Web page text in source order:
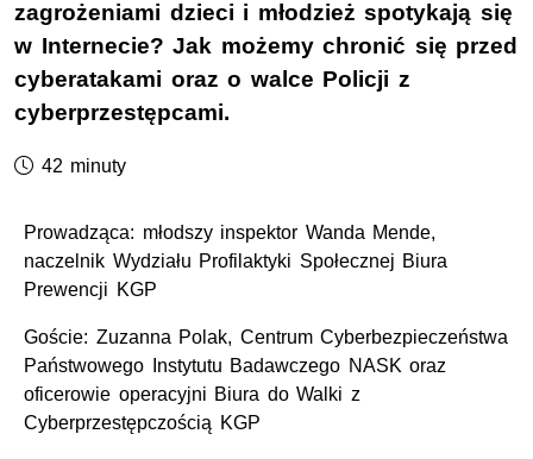
zagrożeniami dzieci i młodzież spotykają się
w Internecie? Jak możemy chronić się przed
cyberatakami oraz o walce Policji z
cyberprzestępcami.
Czas trwania podcastu:
42 minuty
Prowadząca: młodszy inspektor Wanda Mende,
naczelnik Wydziału Profilaktyki Społecznej Biura
Prewencji KGP
Goście: Zuzanna Polak, Centrum Cyberbezpieczeństwa
Państwowego Instytutu Badawczego NASK oraz
oficerowie operacyjni Biura do Walki z
Cyberprzestępczością KGP